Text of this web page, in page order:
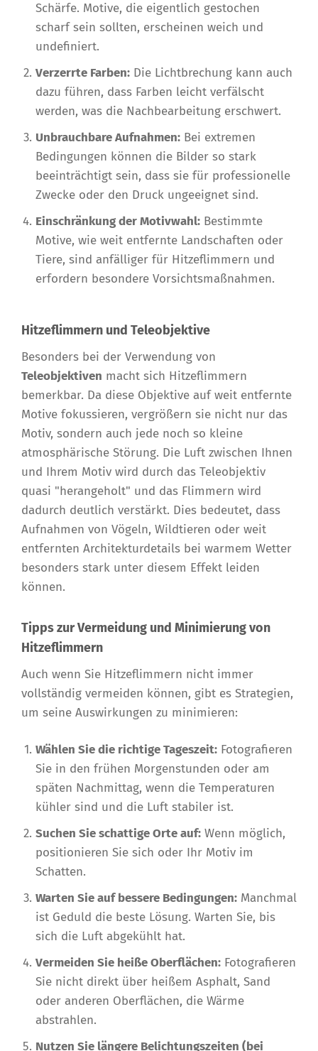
Schärfe. Motive, die eigentlich gestochen
scharf sein sollten, erscheinen weich und
undefiniert.
Verzerrte Farben: Die Lichtbrechung kann auch
dazu führen, dass Farben leicht verfälscht
werden, was die Nachbearbeitung erschwert.
Unbrauchbare Aufnahmen: Bei extremen
Bedingungen können die Bilder so stark
beeinträchtigt sein, dass sie für professionelle
Zwecke oder den Druck ungeeignet sind.
Einschränkung der Motivwahl: Bestimmte
Motive, wie weit entfernte Landschaften oder
Tiere, sind anfälliger für Hitzeflimmern und
erfordern besondere Vorsichtsmaßnahmen.
Hitzeflimmern und Teleobjektive
Besonders bei der Verwendung von
Teleobjektiven macht sich Hitzeflimmern
bemerkbar. Da diese Objektive auf weit entfernte
Motive fokussieren, vergrößern sie nicht nur das
Motiv, sondern auch jede noch so kleine
atmosphärische Störung. Die Luft zwischen Ihnen
und Ihrem Motiv wird durch das Teleobjektiv
quasi "herangeholt" und das Flimmern wird
dadurch deutlich verstärkt. Dies bedeutet, dass
Aufnahmen von Vögeln, Wildtieren oder weit
entfernten Architekturdetails bei warmem Wetter
besonders stark unter diesem Effekt leiden
können.
Tipps zur Vermeidung und Minimierung von
Hitzeflimmern
Auch wenn Sie Hitzeflimmern nicht immer
vollständig vermeiden können, gibt es Strategien,
um seine Auswirkungen zu minimieren:
Wählen Sie die richtige Tageszeit: Fotografieren
Sie in den frühen Morgenstunden oder am
späten Nachmittag, wenn die Temperaturen
kühler sind und die Luft stabiler ist.
Suchen Sie schattige Orte auf: Wenn möglich,
positionieren Sie sich oder Ihr Motiv im
Schatten.
Warten Sie auf bessere Bedingungen: Manchmal
ist Geduld die beste Lösung. Warten Sie, bis
sich die Luft abgekühlt hat.
Vermeiden Sie heiße Oberflächen: Fotografieren
Sie nicht direkt über heißem Asphalt, Sand
oder anderen Oberflächen, die Wärme
abstrahlen.
Nutzen Sie längere Belichtungszeiten (bei